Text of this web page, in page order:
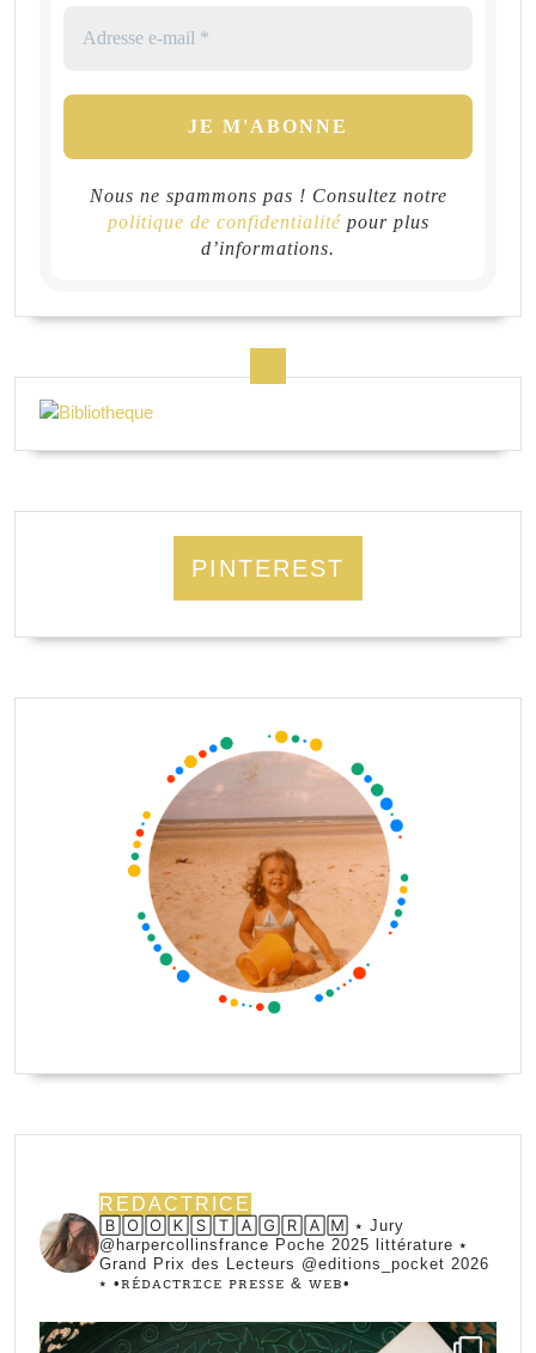
Nous ne spammons pas ! Consultez notre
politique de confidentialitépour plus
d’informations.
PINTEREST
REDACTRICE
🄱🄾🄾🄺🅂🅃🄰🄶🅁🄰🄼 ⭑ Jury
@harpercollinsfrance Poche 2025 littérature ⭑
Grand Prix des Lecteurs @editions_pocket 2026
⭑ •ꭱꭼ́ꭰꭺꮯꭲꭱꮖꮯꭼ ꮲꭱꭼꮪꮪꭼ & ꮃꭼᏼ•